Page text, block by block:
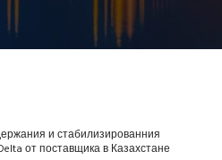
и стабилизированния
от поставщика в Казахстане